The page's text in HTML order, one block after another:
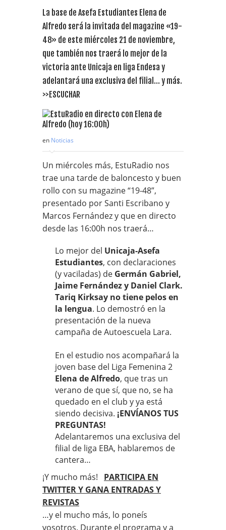
La base de Asefa Estudiantes Elena de
Alfredo será la invitada del magazine «19-
48» de este miércoles 21 de noviembre,
que también nos traerá lo mejor de la
victoria ante Unicaja en liga Endesa y
adelantará una exclusiva del filial… y más.
>>ESCUCHAR
en Noticias
Un miércoles más, EstuRadio nos
trae una tarde de baloncesto y buen
rollo con su magazine “19-48”,
presentado por Santi Escribano y
Marcos Fernández y que en directo
desde las 16:00h nos traerá…
Lo mejor del Unicaja-Asefa
Estudiantes, con declaraciones
(y vaciladas) de Germán Gabriel,
Jaime Fernández y Daniel Clark.
Tariq Kirksay no tiene pelos en
la lengua. Lo demostró en la
presentación de la nueva
campaña de Autoescuela Lara.
En el estudio nos acompañará la
joven base del Liga Femenina 2
Elena de Alfredo, que tras un
verano de que sí, que no, se ha
quedado en el club y ya está
siendo decisiva. ¡ENVÍANOS TUS
PREGUNTAS!
Adelantaremos una exclusiva del
filial de liga EBA, hablaremos de
cantera…
¡Y mucho más! PARTICIPA EN
TWITTER Y GANA ENTRADAS Y
REVISTAS
…y el mucho más, lo poneís
vosotros. Durante el programa y a